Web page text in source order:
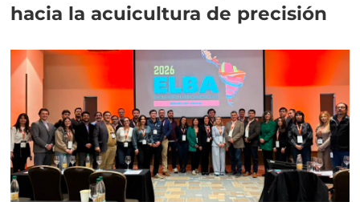
hacia la acuicultura de precisión